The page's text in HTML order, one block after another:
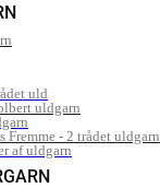
uld
uldgarn
Fremme - 2 trådet uldgarn
af uldgarn